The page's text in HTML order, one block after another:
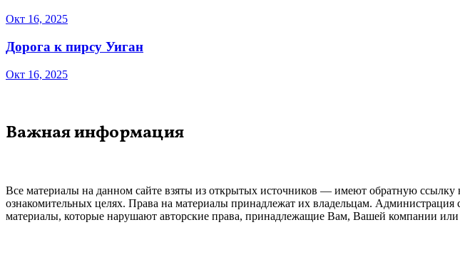
Окт 16, 2025
Дорога к пирсу Уиган
Окт 16, 2025
Важная информация
Все материалы на данном сайте взяты из открытых источников — имеют обратную ссылку
ознакомительных целях. Права на материалы принадлежат их владельцам.
материалы, которые нарушают авторские права, принадлежащие Вам, Вашей компании